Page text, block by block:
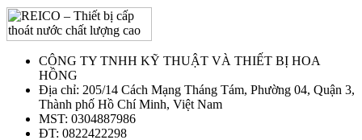
CÔNG TY TNHH KỸ THUẬT VÀ THIẾT BỊ HOA
HỒNG
Địa chỉ: 205/14 Cách Mạng Tháng Tám, Phường 04, Quận 3,
Thành phố Hồ Chí Minh, Việt Nam
MST: 0304887986
ĐT: 0822422298